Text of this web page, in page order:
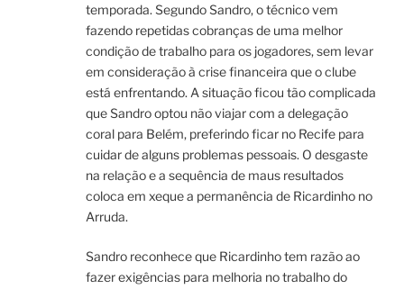
temporada. Segundo Sandro, o técnico vem
fazendo repetidas cobranças de uma melhor
condição de trabalho para os jogadores, sem levar
em consideração à crise financeira que o clube
está enfrentando. A situação ficou tão complicada
que Sandro optou não viajar com a delegação
coral para Belém, preferindo ficar no Recife para
cuidar de alguns problemas pessoais. O desgaste
na relação e a sequência de maus resultados
coloca em xeque a permanência de Ricardinho no
Arruda.
Sandro reconhece que Ricardinho tem razão ao
fazer exigências para melhoria no trabalho do